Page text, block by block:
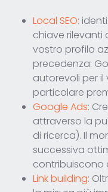
Local SEO:
chiave rilevanti
vostro profilo
precedenza:
autorevoli per
particolare
Google Ads:
attraverso la
di ricerca). Il
successiva
contribuiscono
Link building: